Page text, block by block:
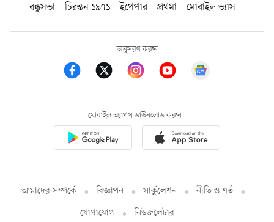
বন্ধুসভা
চিরন্তন ১৯৭১ ইপেপার প্রথমা মোবাইল ভ্যাস
অনুসরণ করুন
মোবাইল অ্যাপস ডাউনলোড করুন
আমাদের সম্পর্কে বিজ্ঞাপন সার্কুলেশন
নীতি ও শর্ত
যোগাযোগ
নিউজলেটার